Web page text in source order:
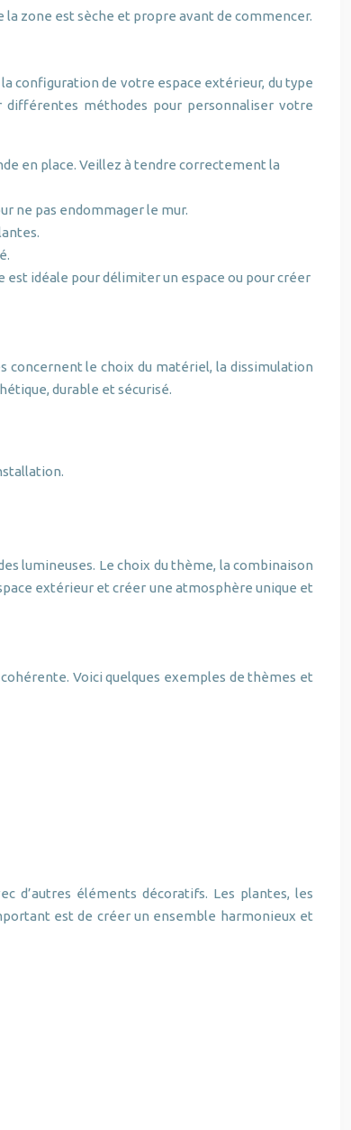
zone est sèche et propre avant de commencer.
configuration de votre espace extérieur, du type
différentes méthodes pour personnaliser votre
en place. Veillez à tendre correctement la
ne pas endommager le mur.
idéale pour délimiter un espace ou pour créer
concernent le choix du matériel, la dissimulation
durable et sécurisé.
lumineuses. Le choix du thème, la combinaison
extérieur et créer une atmosphère unique et
Voici quelques exemples de thèmes et
d’autres éléments décoratifs. Les plantes, les
est de créer un ensemble harmonieux et